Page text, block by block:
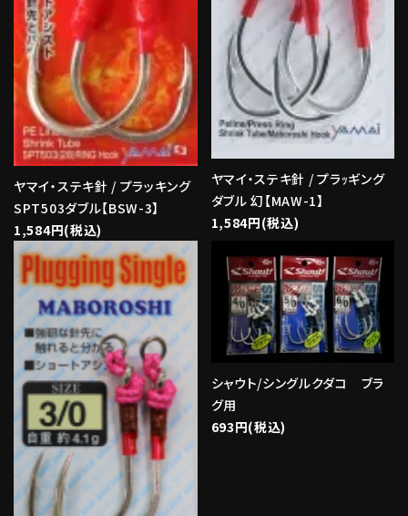
ヤマイ・ステキ針 / プラッキング
SPT503ダブル【BSW-3】
1,584円(税込)
ヤマイ・ステキ針 / プラｯギング
ダブル 幻【MAW-1】
1,584円(税込)
シャウト/シングルクダコ ブラ
グ用
693円(税込)